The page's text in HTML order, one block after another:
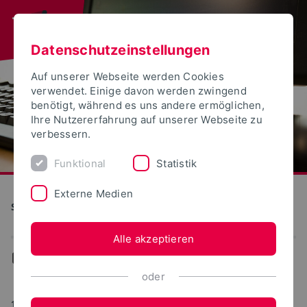
S(kim) - Service Kommunikation Information Medien
... WebPortale
18.06.2019
Datenschutzeinstellungen
Auf unserer Webseite werden Cookies
verwendet. Einige davon werden zwingend
benötigt, während es uns andere ermöglichen,
Ihre Nutzererfahrung auf unserer Webseite zu
verbessern.
Funktional Statistik
Externe Medien
Alle akzeptieren
oder